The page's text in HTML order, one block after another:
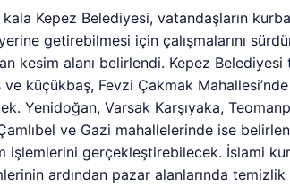
kala Kepez Belediyesi, vatandaşların
getirebilmesi için çalışmalarını
kesim alanı belirlendi. Kepez Belediyesi
küçükbaş, Fevzi Çakmak
Yenidoğan, Varsak Karşıyaka,
ve Gazi mahallelerinde ise
işlemlerini gerçekleştirebilecek. İslami
ardından pazar alanlarında temizlik